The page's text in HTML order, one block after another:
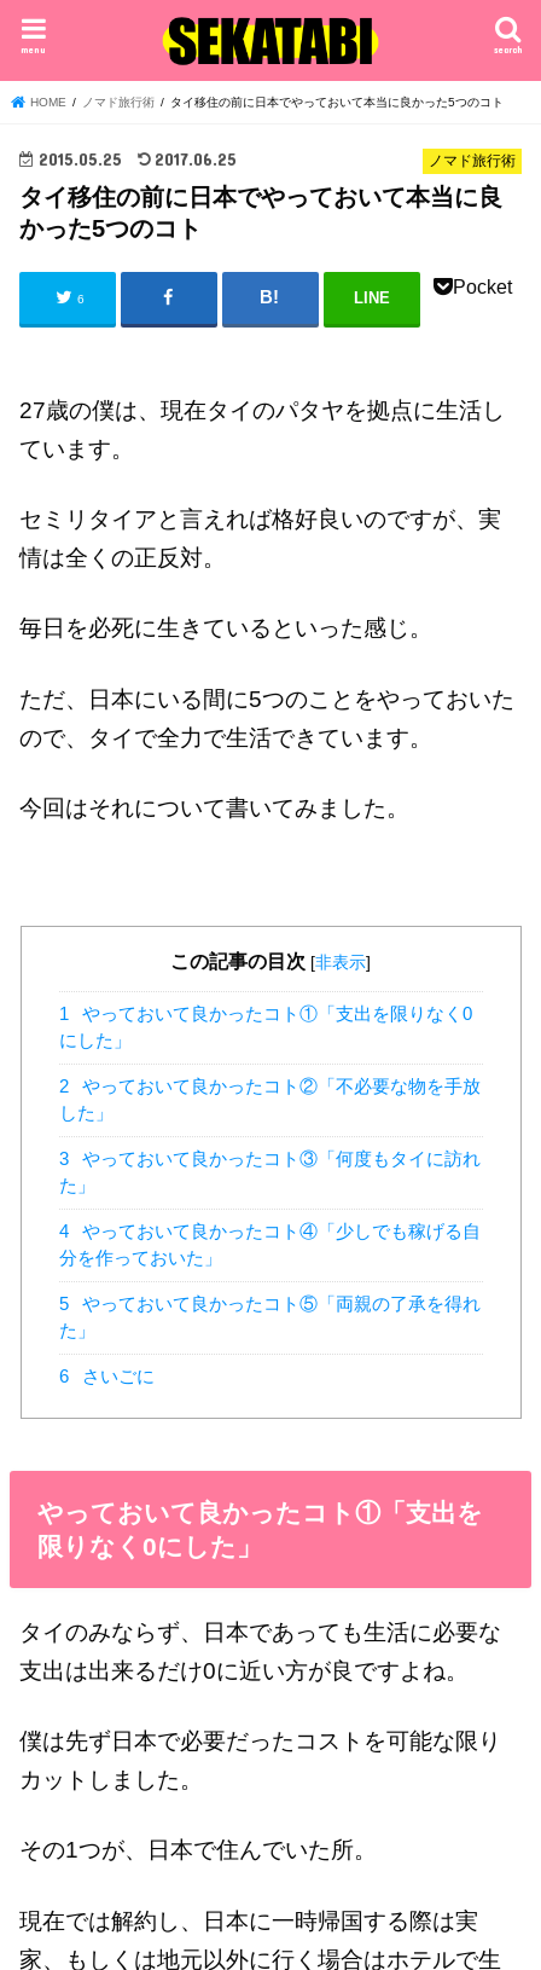
search
menu
HOME ノマド旅行術 タイ移住の前に日本でやっておいて本当に良かった5つのコト
ノマド旅行術
2015.05.25 2017.06.25
タイ移住の前に日本でやっておいて本当に良
かった5つのコト
6 LINE
Pocket
27歳の僕は、現在タイのパタヤを拠点に生活し
ています。
セミリタイアと言えれば格好良いのですが、実
情は全くの正反対。
毎日を必死に生きているといった感じ。
ただ、日本にいる間に5つのことをやっておいた
ので、タイで全力で生活できています。
今回はそれについて書いてみました。
この記事の目次 [非表示]
1
やっておいて良かったコト①「支出を限りなく0
にした」
2
やっておいて良かったコト②「不必要な物を手放
した」
3
やっておいて良かったコト③「何度もタイに訪れ
た」
4
やっておいて良かったコト④「少しでも稼げる自
分を作っておいた」
5
やっておいて良かったコト⑤「両親の了承を得れ
た」
6 さいごに
やっておいて良かったコト①「支出を
限りなく0にした」
タイのみならず、日本であっても生活に必要な
支出は出来るだけ0に近い方が良ですよね。
僕は先ず日本で必要だったコストを可能な限り
カットしました。
その1つが、日本で住んでいた所。
現在では解約し、日本に一時帰国する際は実
家、もしくは地元以外に行く場合はホテルで生